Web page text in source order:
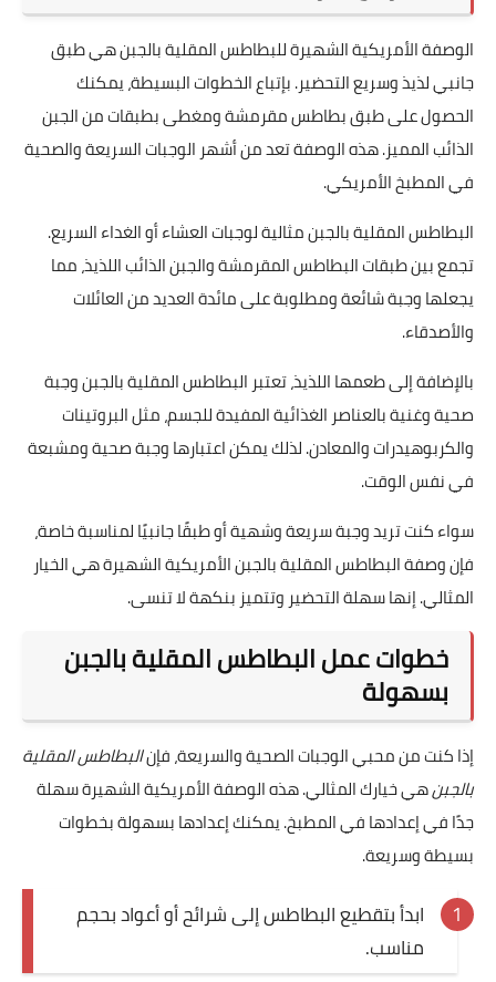
الوصفة الأمريكية الشهيرة للبطاطس المقلية بالجبن هي طبق
جانبي لذيذ وسريع التحضير. بإتباع الخطوات البسيطة، يمكنك
الحصول على طبق بطاطس مقرمشة ومغطى بطبقات من الجبن
الذائب المميز. هذه الوصفة تعد من أشهر الوجبات السريعة والصحية
في المطبخ الأمريكي.
البطاطس المقلية بالجبن مثالية لوجبات العشاء أو الغداء السريع.
تجمع بين طبقات البطاطس المقرمشة والجبن الذائب اللذيذ، مما
يجعلها وجبة شائعة ومطلوبة على مائدة العديد من العائلات
والأصدقاء.
بالإضافة إلى طعمها اللذيذ، تعتبر البطاطس المقلية بالجبن وجبة
صحية وغنية بالعناصر الغذائية المفيدة للجسم، مثل البروتينات
والكربوهيدرات والمعادن. لذلك يمكن اعتبارها وجبة صحية ومشبعة
في نفس الوقت.
سواء كنت تريد وجبة سريعة وشهية أو طبقًا جانبيًا لمناسبة خاصة،
فإن وصفة البطاطس المقلية بالجبن الأمريكية الشهيرة هي الخيار
المثالي. إنها سهلة التحضير وتتميز بنكهة لا تنسى.
خطوات عمل البطاطس المقلية بالجبن
بسهولة
إذا كنت من محبي الوجبات الصحية والسريعة، فإنالبطاطس المقلية
بالجبنهي خيارك المثالي. هذه الوصفة الأمريكية الشهيرة سهلة
جدًا في إعدادها في المطبخ. يمكنك إعدادها بسهولة بخطوات
بسيطة وسريعة.
ابدأ بتقطيع البطاطس إلى شرائح أو أعواد بحجم
مناسب.